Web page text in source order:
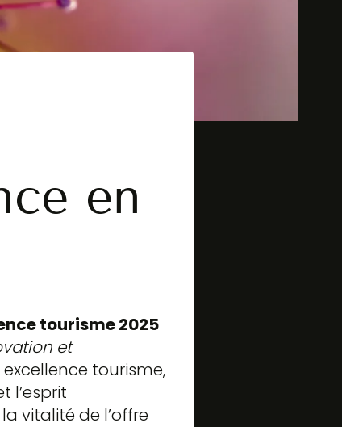
en
tourisme 2025
et
excellence tourisme,
l’esprit
vitalité de l’offre